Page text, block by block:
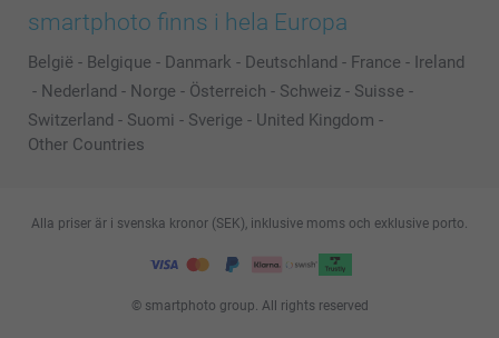
smartphoto finns i hela Europa
België - Belgique - Danmark - Deutschland - France - Ireland
- Nederland - Norge - Österreich - Schweiz - Suisse -
Switzerland - Suomi - Sverige - United Kingdom -
Other Countries
© smartphoto group. All rights reserved
Alla priser är i svenska kronor (SEK), inklusive moms och exklusive porto.